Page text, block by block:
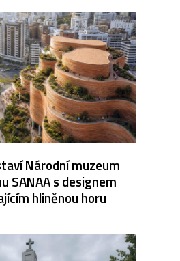
Národní muzeum
SANAA s designem
hliněnou horu